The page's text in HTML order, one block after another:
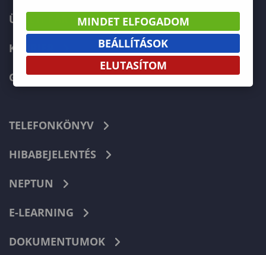
ÜZLETI PARTNEREKNEK
KARRIER
GREEN UNIVERSITY
TELEFONKÖNYV
HIBABEJELENTÉS
NEPTUN
E-LEARNING
DOKUMENTUMOK
MINDET ELFOGADOM
BEÁLLÍTÁSOK
ELUTASÍTOM